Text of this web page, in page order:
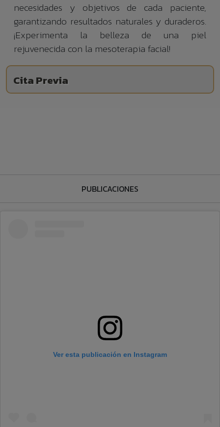
necesidades y objetivos de cada paciente,
garantizando resultados naturales y duraderos.
¡Experimenta la belleza de una piel
rejuvenecida con la mesoterapia facial!
Cita Previa
PUBLICACIONES
Ver esta publicación en Instagram